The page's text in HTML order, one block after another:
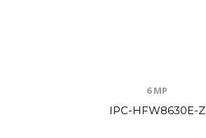
6 MP
IPC-HFW8630E-Z